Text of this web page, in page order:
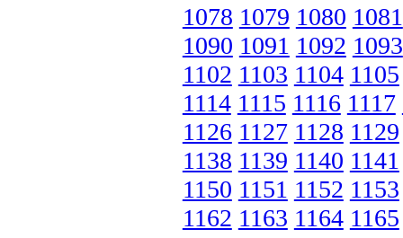
1078 1079 1080 1081
1090 1091 1092 1093
1102 1103 1104 1105
1114 1115 1116 1117
1126 1127 1128 1129
1138 1139 1140 1141
1150 1151 1152 1153
1162 1163 1164 1165